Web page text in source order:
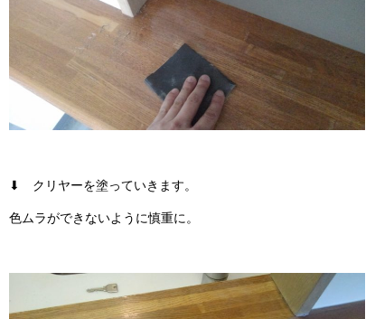
⬇ クリヤーを塗っていきます。
色ムラができないように慎重に。